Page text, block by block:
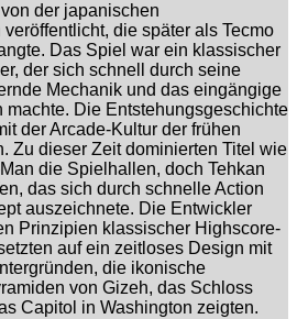
der japanischen
die später als Tecmo
Das Spiel war ein klassischer
der sich schnell durch seine
Mechanik und das eingängige
machte. Die Entstehungsgeschichte
der Arcade-Kultur der frühen
Zu dieser Zeit dominierten Titel wie
die Spielhallen, doch Tehkan
das sich durch schnelle Action
auszeichnete. Die Entwickler
Prinzipien klassischer Highscore-
auf ein zeitloses Design mit
die ikonische
von Gizeh, das Schloss
Capitol in Washington zeigten.